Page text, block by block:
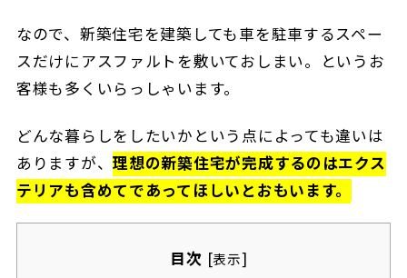
なので、新築住宅を建築しても車を駐車するスペー
スだけにアスファルトを敷いておしまい。というお
客様も多くいらっしゃいます。
どんな暮らしをしたいかという点によっても違いは
ありますが、理想の新築住宅が完成するのはエクス
テリアも含めてであってほしいとおもいます。
目次 [表示]